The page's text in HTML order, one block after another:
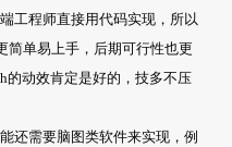
工程师直接用代码实现，所以
简单易上手，后期可行性也更
的动效肯定是好的，技多不压
还需要脑图类软件来实现，例